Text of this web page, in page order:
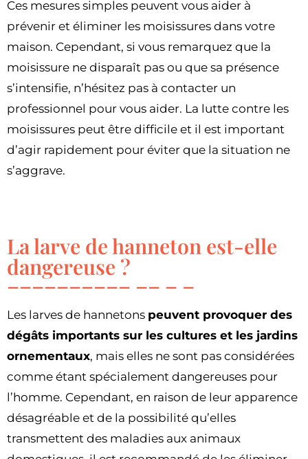
Ces mesures simples peuvent vous aider à
prévenir et éliminer les moisissures dans votre
maison. Cependant, si vous remarquez que la
moisissure ne disparaît pas ou que sa présence
s’intensifie, n’hésitez pas à contacter un
professionnel pour vous aider. La lutte contre les
moisissures peut être difficile et il est important
d’agir rapidement pour éviter que la situation ne
s’aggrave.
La larve de hanneton est-elle
dangereuse ?
Les larves de hannetons peuvent provoquer des
dégâts importants sur les cultures et les jardins
ornementaux, mais elles ne sont pas considérées
comme étant spécialement dangereuses pour
l’homme. Cependant, en raison de leur apparence
désagréable et de la possibilité qu’elles
transmettent des maladies aux animaux